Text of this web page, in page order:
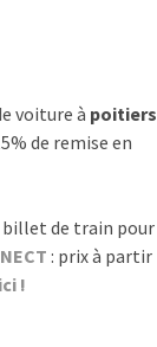
voiture à poitiers
de remise en
billet de train pour
: prix à partir
!